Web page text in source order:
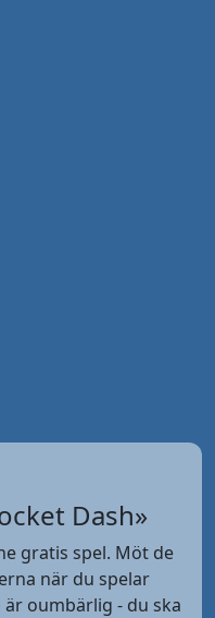
Dash»
gratis spel. Möt de
när du spelar
oumbärlig - du ska